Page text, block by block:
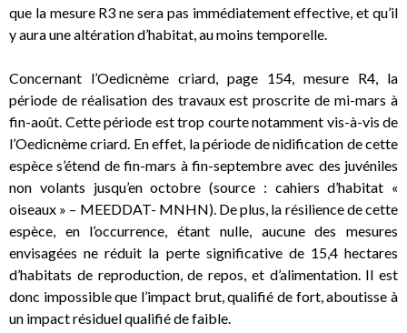
que la mesure R3 ne sera pas immédiatement effective, et qu’il
y aura une altération d’habitat, au moins temporelle.
Concernant l’Oedicnème criard, page 154, mesure R4, la
période de réalisation des travaux est proscrite de mi-mars à
fin-août. Cette période est trop courte notamment vis-à-vis de
l’Oedicnème criard. En effet, la période de nidification de cette
espèce s’étend de fin-mars à fin-septembre avec des juvéniles
non volants jusqu’en octobre (source : cahiers d’habitat «
oiseaux » – MEEDDAT- MNHN). De plus, la résilience de cette
espèce, en l’occurrence, étant nulle, aucune des mesures
envisagées ne réduit la perte significative de 15,4 hectares
d’habitats de reproduction, de repos, et d’alimentation. Il est
donc impossible que l’impact brut, qualifié de fort, aboutisse à
un impact résiduel qualifié de faible.